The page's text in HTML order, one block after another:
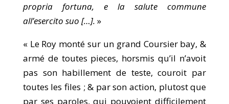
propria fortuna, e la salute commune
all’esercito suo […]. »
« Le Roy monté sur un grand Coursier bay, &
armé de toutes pieces, horsmis qu’il n’avoit
pas son habillement de teste, couroit par
toutes les files ; & par son action, plutost que
par ses paroles, qui pouvoient difficilement